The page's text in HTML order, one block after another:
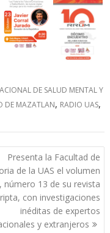
DE SALUD MENTAL Y
DE MAZATLAN, RADIO UAS,
Presenta la Facultad de
de la UAS el volumen
número 13 de su revista
con investigaciones
inéditas de expertos
y extranjeros